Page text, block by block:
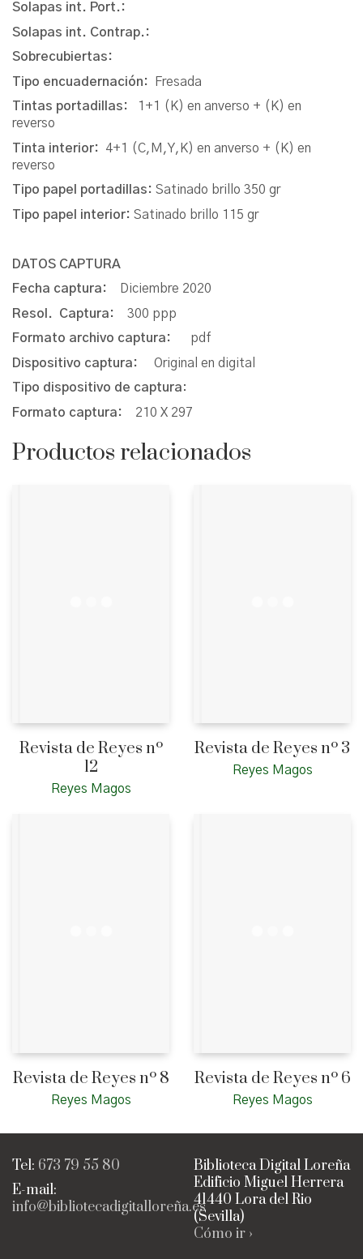
Solapas int. Port.:
Solapas int. Contrap.:
Sobrecubiertas:
Tipo encuadernación:
Fresada
Tintas portadillas:
1+1 (K) en anverso + (K) en
reverso
Tinta interior: 4+1 (C,M,Y,K) en anverso + (K) en
reverso
Tipo papel portadillas: Satinado brillo 350 gr
Tipo papel interior: Satinado brillo 115 gr
DATOS CAPTURA
Fecha captura:
Diciembre 2020
Resol. Captura: 300 ppp
Formato archivo captura: pdf
Dispositivo captura: Original en digital
Tipo dispositivo de captura:
Formato captura: 210 X 297
Productos relacionados
Revista de Reyes nº
12
Reyes Magos
Revista de Reyes nº 3
Reyes Magos
Revista de Reyes nº 8
Reyes Magos
Revista de Reyes nº 6
Reyes Magos
Tel: 673 79 55 80
E-mail:
info@bibliotecadigitalloreña.es
Biblioteca Digital Loreña
Edificio Miguel Herrera
41440 Lora del Rio
(Sevilla)
Cómo ir ›